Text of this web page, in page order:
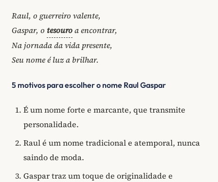
Raul, o guerreiro valente,
Gaspar, o tesouroa encontrar,
Na jornada da vida presente,
Seu nome é luz a brilhar.
5 motivos para escolher o nome Raul Gaspar
É um nome forte e marcante, que transmite
personalidade.
Raul é um nome tradicional e atemporal, nunca
saindo de moda.
Gaspar traz um toque de originalidade e